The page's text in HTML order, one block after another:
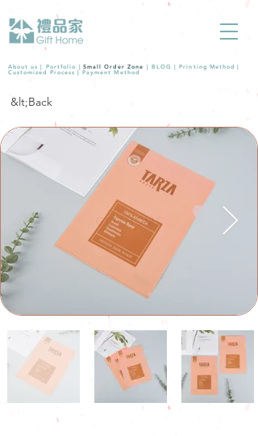
About us | Portfolio | Small Order Zone | BLOG |Printing Method |
Customized Process |Payment Method
&lt;Back